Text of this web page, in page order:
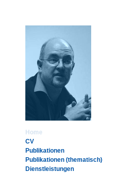
Home
CV
Publikationen
Publikationen (thematisch)
Dienstleistungen